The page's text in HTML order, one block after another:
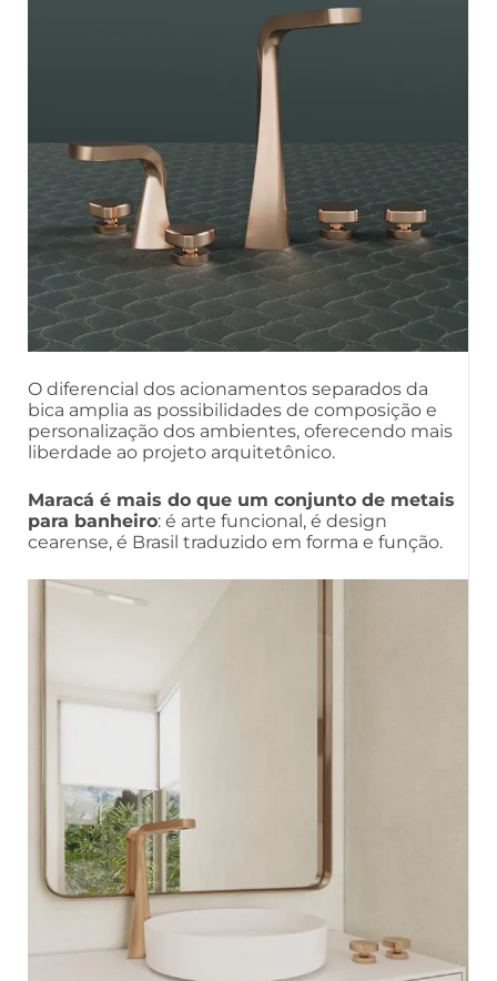
O diferencial dos acionamentos separados da
bica amplia as possibilidades de composição e
personalização dos ambientes, oferecendo mais
liberdade ao projeto arquitetônico.
Maracá é mais do que um conjunto de metais
para banheiro: é arte funcional, é design
cearense, é Brasil traduzido em forma e função.